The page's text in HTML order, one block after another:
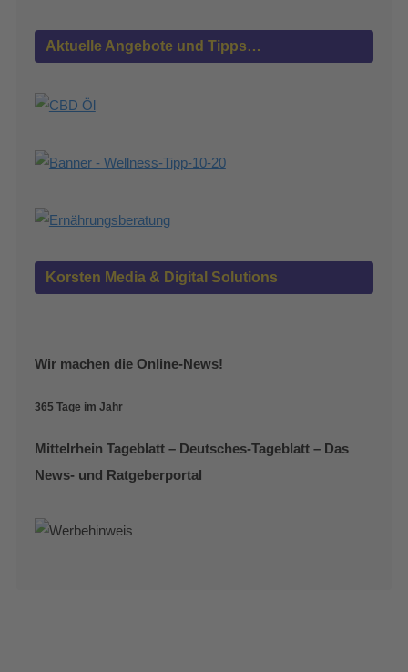
Aktuelle Angebote und Tipps…
Korsten Media & Digital Solutions
Wir machen die Online-News!
365 Tage im Jahr
Mittelrhein Tageblatt – Deutsches-Tageblatt – Das
News- und Ratgeberportal